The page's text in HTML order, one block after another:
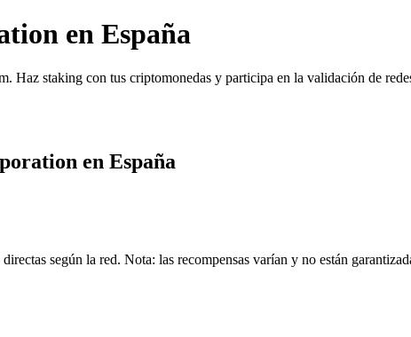
en España
Haz staking con tus criptomonedas y participa en la validación de
en España
según la red. Nota: las recompensas varían y no están